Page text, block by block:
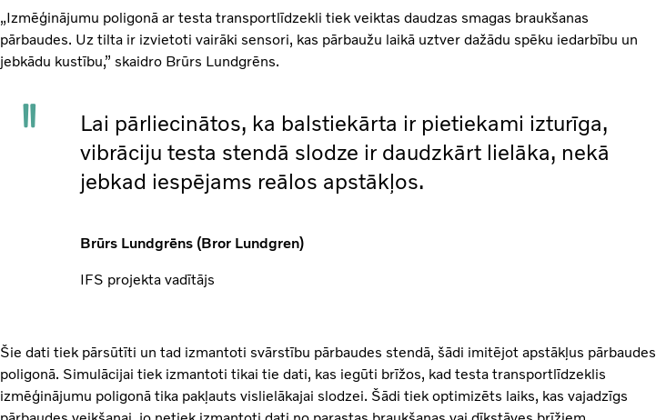
„Izmēģinājumu poligonā ar testa transportlīdzekli tiek veiktas daudzas smagas braukšanas
pārbaudes. Uz tilta ir izvietoti vairāki sensori, kas pārbaužu laikā uztver dažādu spēku iedarbību un
jebkādu kustību,” skaidro Brūrs Lundgrēns.
Lai pārliecinātos, ka balstiekārta ir pietiekami izturīga,
vibrāciju testa stendā slodze ir daudzkārt lielāka, nekā
jebkad iespējams reālos apstākļos.
Brūrs Lundgrēns (Bror Lundgren)
IFS projekta vadītājs
Šie dati tiek pārsūtīti un tad izmantoti svārstību pārbaudes stendā, šādi imitējot apstākļus pārbaudes
poligonā. Simulācijai tiek izmantoti tikai tie dati, kas iegūti brīžos, kad testa transportlīdzeklis
izmēģinājumu poligonā tika pakļauts vislielākajai slodzei. Šādi tiek optimizēts laiks, kas vajadzīgs